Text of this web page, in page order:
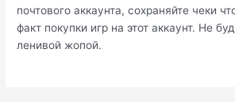
почтового аккаунта, сохраняйте чеки
факт покупки игр на этот аккаунт. Не
ленивой жопой.